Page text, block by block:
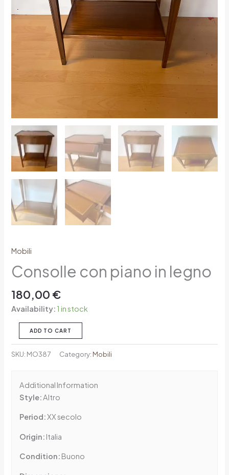
Mobili
Consolle con piano in legno
180,00 €
Availability:1 in stock
ADD TO CART
SKU: MO387 Category: Mobili
Additional Information
Style: Altro
Period:XX secolo
Origin: Italia
Condition: Buono